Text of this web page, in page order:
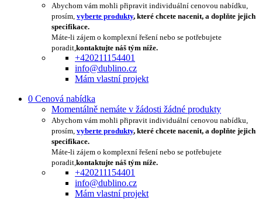
Abychom vám mohli připravit individuální cenovou nabídku,
prosím, vyberte produkty, které chcete nacenit, a doplňte jejich
specifikace.
Máte-li zájem o komplexní řešení nebo se potřebujete
poradit,kontaktujte náš tým níže.
+420211154401
info@dublino.cz
Mám vlastní projekt
0 Cenová nabídka
Momentálně nemáte v žádosti žádné produkty
Abychom vám mohli připravit individuální cenovou nabídku,
prosím, vyberte produkty, které chcete nacenit, a doplňte jejich
specifikace.
Máte-li zájem o komplexní řešení nebo se potřebujete
poradit,kontaktujte náš tým níže.
+420211154401
info@dublino.cz
Mám vlastní projekt